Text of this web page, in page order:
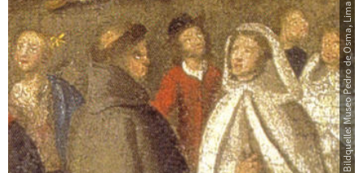
Bildquelle: Museo Pedro de Osma, Lima